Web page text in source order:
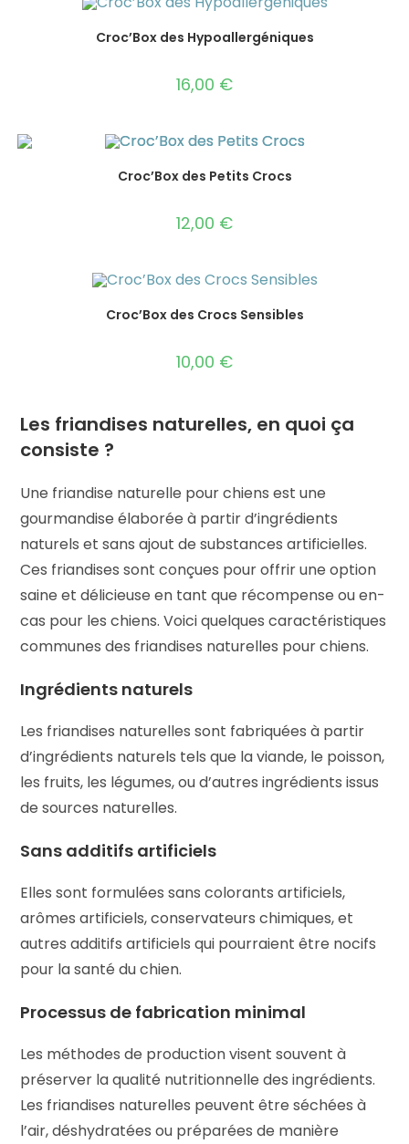
Croc’Box des Hypoallergéniques
16,00 €
Croc’Box des Petits Crocs
12,00 €
Croc’Box des Crocs Sensibles
10,00 €
Les friandises naturelles, en quoi ça
consiste ?
Une friandise naturelle pour chiens est une
gourmandise élaborée à partir d’ingrédients
naturels et sans ajout de substances artificielles.
Ces friandises sont conçues pour offrir une option
saine et délicieuse en tant que récompense ou en-
cas pour les chiens. Voici quelques caractéristiques
communes des friandises naturelles pour chiens.
Ingrédients naturels
Les friandises naturelles sont fabriquées à partir
d’ingrédients naturels tels que la viande, le poisson,
les fruits, les légumes, ou d’autres ingrédients issus
de sources naturelles.
Sans additifs artificiels
Elles sont formulées sans colorants artificiels,
arômes artificiels, conservateurs chimiques, et
autres additifs artificiels qui pourraient être nocifs
pour la santé du chien.
Processus de fabrication minimal
Les méthodes de production visent souvent à
préserver la qualité nutritionnelle des ingrédients.
Les friandises naturelles peuvent être séchées à
l’air, déshydratées ou préparées de manière